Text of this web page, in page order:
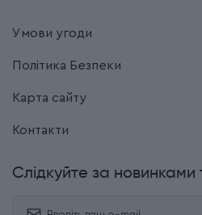
Умови угоди
Політика Безпеки
Карта сайту
Контакти
Слідкуйте за новинками